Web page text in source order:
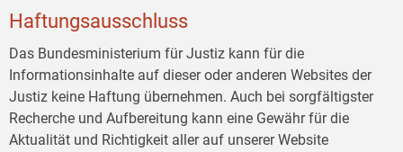
Haftungsausschluss
Das Bundesministerium für Justiz kann für die
Informationsinhalte auf dieser oder anderen Websites der
Justiz keine Haftung übernehmen. Auch bei sorgfältigster
Recherche und Aufbereitung kann eine Gewähr für die
Aktualität und Richtigkeit aller auf unserer Website